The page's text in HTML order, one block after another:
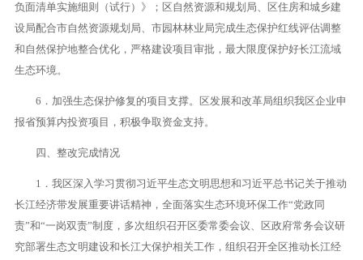
负面清单实施细则（试行）》；区自然资源和规划局、区住房和城乡建
设局配合市自然资源规划局、市园林林业局完成生态保护红线评估调整
和自然保护地整合优化，严格建设项目审批，最大限度保护好长江流域
生态环境。
6．加强生态保护修复的项目支撑。区发展和改革局组织我区企业申
报省预算内投资项目，积极争取资金支持。
四、整改完成情况
1．我区深入学习贯彻习近平生态文明思想和习近平总书记关于推动
长江经济带发展重要讲话精神，全面落实生态环境环保工作“党政同
责”和“一岗双责”制度，多次组织召开区委常委会议、区政府常务会议研
究部署生态文明建设和长江大保护相关工作，组织召开全区推动长江经